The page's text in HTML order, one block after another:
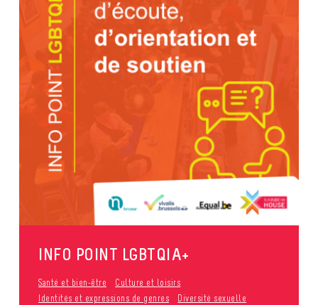
INFO POINT LGBTQIA+
Santé et bien-être
Culture et loisirs
Identités et expressions de genres
Diversité sexuelle